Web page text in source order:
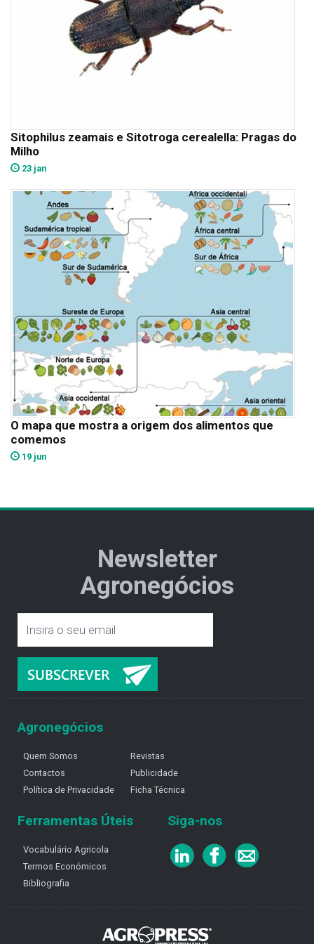
Sitophilus zeamais e Sitotroga cerealella: Pragas do
Milho
23 jan
O mapa que mostra a origem dos alimentos que
comemos
19 jun
Newsletter
Agronegócios
Agronegócios
Quem Somos
Contactos
Política de Privacidade
Revistas
Publicidade
Ficha Técnica
Ferramentas Úteis
Vocabulário Agricola
Termos Económicos
Bibliografia
Siga-nos